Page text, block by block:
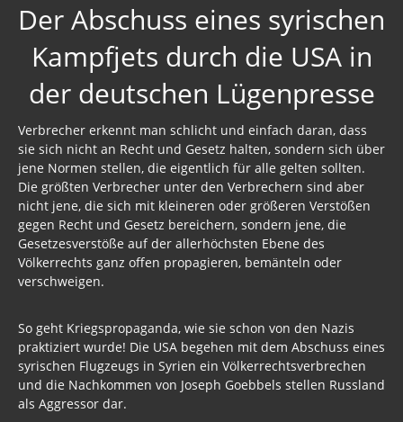
Der Abschuss eines syrischen
Kampfjets durch die USA in
der deutschen Lügenpresse
Verbrecher erkennt man schlicht und einfach daran, dass
sie sich nicht an Recht und Gesetz halten, sondern sich über
jene Normen stellen, die eigentlich für alle gelten sollten.
Die größten Verbrecher unter den Verbrechern sind aber
nicht jene, die sich mit kleineren oder größeren Verstößen
gegen Recht und Gesetz bereichern, sondern jene, die
Gesetzesverstöße auf der allerhöchsten Ebene des
Völkerrechts ganz offen propagieren, bemänteln oder
verschweigen.
So geht Kriegspropaganda, wie sie schon von den Nazis
praktiziert wurde! Die USA begehen mit dem Abschuss eines
syrischen Flugzeugs in Syrien ein Völkerrechtsverbrechen
und die Nachkommen von Joseph Goebbels stellen Russland
als Aggressor dar.